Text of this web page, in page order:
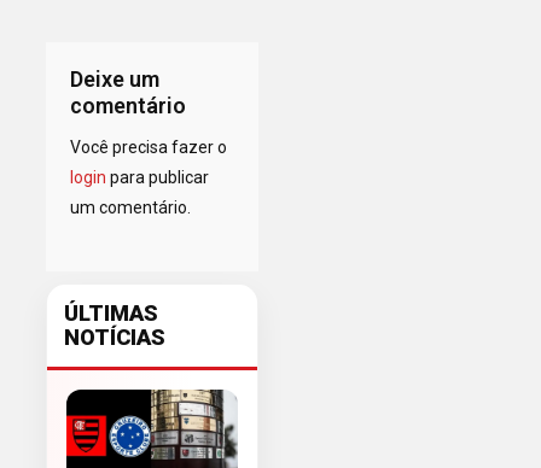
Deixe um
comentário
Você precisa fazer o
login para publicar
um comentário.
ÚLTIMAS
NOTÍCIAS